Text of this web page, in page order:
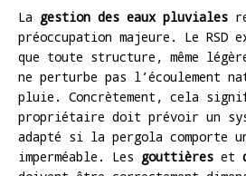
La gestion des eaux pluviales
préoccupation majeure. Le RSD
que toute structure, même
ne perturbe pas l’écoulement
pluie. Concrètement, cela
propriétaire doit prévoir un
adapté si la pergola comporte
imperméable. Les gouttières et